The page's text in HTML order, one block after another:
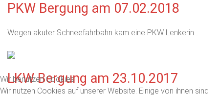
PKW Bergung am 07.02.2018
Wegen akuter Schneefahrbahn kam eine PKW Lenkerin...
LKW Bergung am 23.10.2017
Wir benutzen Cookies
Wir nutzen Cookies auf unserer Website. Einige von ihnen sind